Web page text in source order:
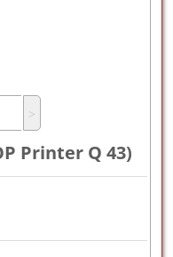
˃
Printer Q 43)